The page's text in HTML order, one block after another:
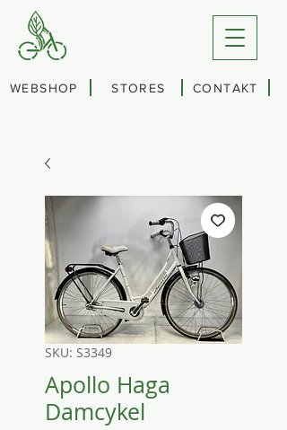
WEBSHOP STORES CONTAKT
SKU: S3349
Apollo Haga
Damcykel